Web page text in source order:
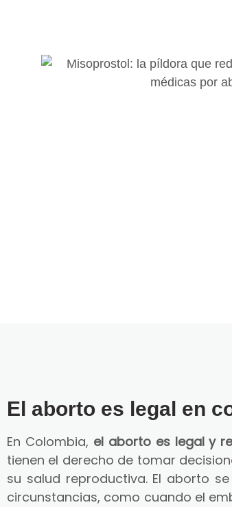
El aborto es legal en
En Colombia, el aborto es legal y
tienen el derecho de tomar
su salud reproductiva. El aborto
circunstancias, como cuando el